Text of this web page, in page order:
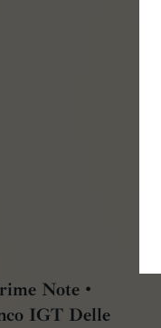
Note •
IGT Delle